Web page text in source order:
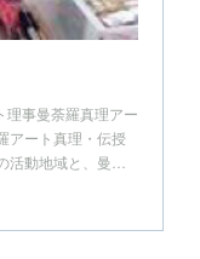
理事曼荼羅真理アー
アート真理・伝授
活動地域と、曼…